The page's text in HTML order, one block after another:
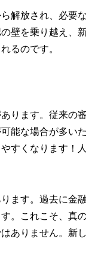
解放され、必要
壁を乗り越え、
るのです。
ります。従来の
能な場合が多い
すくなります！
ます。過去に金
。これこそ、真
ありません。新